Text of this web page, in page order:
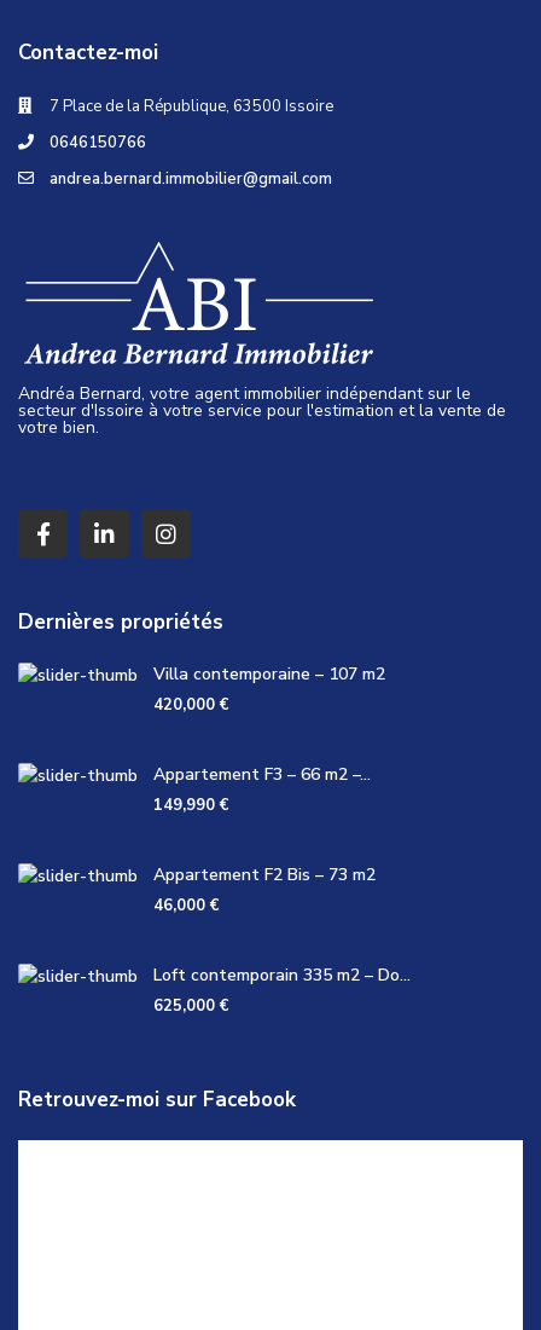
Contactez-moi
7 Place de la République, 63500 Issoire
0646150766
andrea.bernard.immobilier@gmail.com
Andréa Bernard, votre agent immobilier indépendant sur le
secteur d'Issoire à votre service pour l'estimation et la vente de
votre bien.
Dernières propriétés
Villa contemporaine – 107 m2
420,000 €
Appartement F3 – 66 m2 –...
149,990 €
Appartement F2 Bis – 73 m2
46,000 €
Loft contemporain 335 m2 – Do...
625,000 €
Retrouvez-moi sur Facebook